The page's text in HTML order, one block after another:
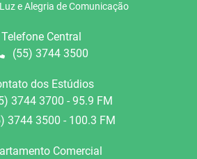
e Alegria de Comunicação
Telefone Central
(55) 3744 3500
dos Estúdios
3744 3700 - 95.9 FM
3744 3500 - 100.3 FM
Comercial